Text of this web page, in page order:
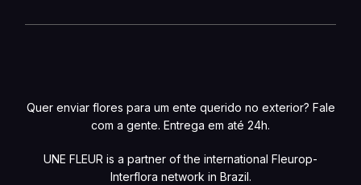
Quer enviar flores para um ente querido no exterior? Fale
com a gente. Entrega em até 24h.
UNE FLEUR is a partner of the international Fleurop-
Interflora network in Brazil.